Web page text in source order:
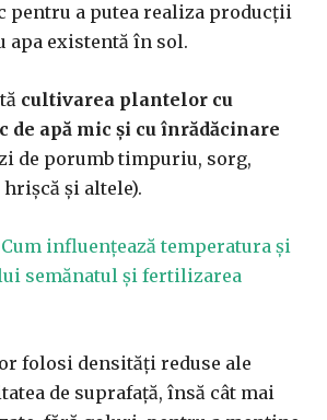
pentru a putea realiza producţii
apa existentă în sol.
cultivarea plantelor cu
de apă mic şi cu înrădăcinare
de porumb timpuriu, sorg,
şi altele).
Cum influențează temperatura și
semănatul și fertilizarea
folosi densităţi reduse ale
de suprafaţă, însă cât mai